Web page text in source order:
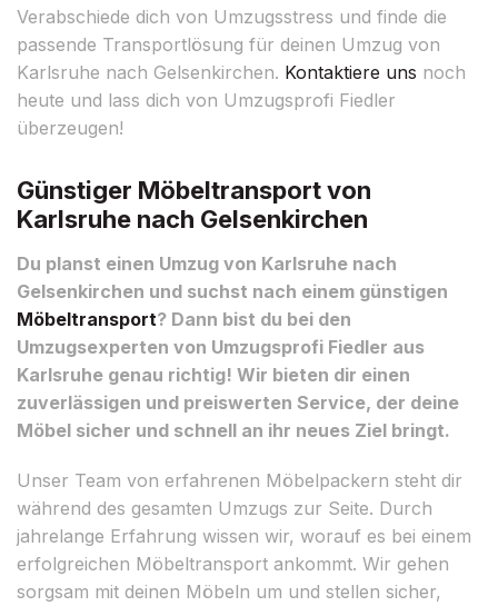
Verabschiede dich von Umzugsstress und finde die
passende Transportlösung für deinen Umzug von
Karlsruhe nach Gelsenkirchen. Kontaktiere uns noch
heute und lass dich von Umzugsprofi Fiedler
überzeugen!
Günstiger Möbeltransport von
Karlsruhe nach Gelsenkirchen
Du planst einen Umzug von Karlsruhe nach
Gelsenkirchen und suchst nach einem günstigen
Möbeltransport? Dann bist du bei den
Umzugsexperten von Umzugsprofi Fiedler aus
Karlsruhe genau richtig! Wir bieten dir einen
zuverlässigen und preiswerten Service, der deine
Möbel sicher und schnell an ihr neues Ziel bringt.
Unser Team von erfahrenen Möbelpackern steht dir
während des gesamten Umzugs zur Seite. Durch
jahrelange Erfahrung wissen wir, worauf es bei einem
erfolgreichen Möbeltransport ankommt. Wir gehen
sorgsam mit deinen Möbeln um und stellen sicher,